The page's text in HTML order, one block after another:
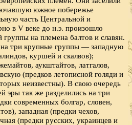
южное побережье
часть Центральной и
в V веке до н.э. произошло
группы на племена балтов и славян.
три крупные группы — западную
куршей и скалвов);
аукштайтов, латгалов,
(предков летописной голяди и
неизвестны). В свою очередь
эры так же разделились на три
современных болгар, словен,
западная (предки чехов,
(предки русских, украинцев и